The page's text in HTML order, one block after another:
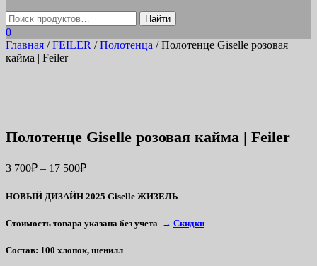
0
Главная /FEILER /Полотенца / Полотенце Giselle розовая
кайма | Feiler
Полотенце Giselle розовая кайма | Feiler
3 700₽ – 17 500₽
НОВЫЙ ДИЗАЙН 2025 Giselle ЖИЗЕЛЬ
Стоимость товара указана без учета → Скидки
Состав: 100 хлопок, шенилл